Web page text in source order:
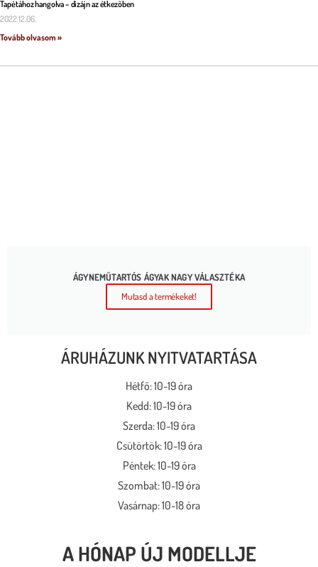
Tapétához hangolva – dizájn az étkezőben
2022.12.06.
Tovább olvasom »
ÁGYNEMŰTARTÓS ÁGYAK NAGY VÁLASZTÉKA
Mutasd a termékeket!
ÁRUHÁZUNK NYITVATARTÁSA
Hétfő: 10-19 óra
Kedd: 10-19 óra
Szerda: 10-19 óra
Csütörtök: 10-19 óra
Péntek: 10-19 óra
Szombat: 10-19 óra
Vasárnap: 10-18 óra
A HÓNAP ÚJ MODELLJE